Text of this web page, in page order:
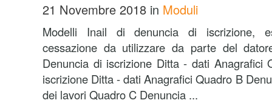
21 Novembre 2018 in Moduli
Modelli Inail di denuncia di iscrizione,
cessazione da utilizzare da parte del
Denuncia di iscrizione Ditta - dati Anagrafici
iscrizione Ditta - dati Anagrafici Quadro B
dei lavori Quadro C Denuncia ...